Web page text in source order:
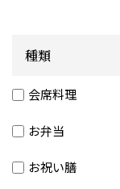
種類
会席料理
お弁当
お祝い膳